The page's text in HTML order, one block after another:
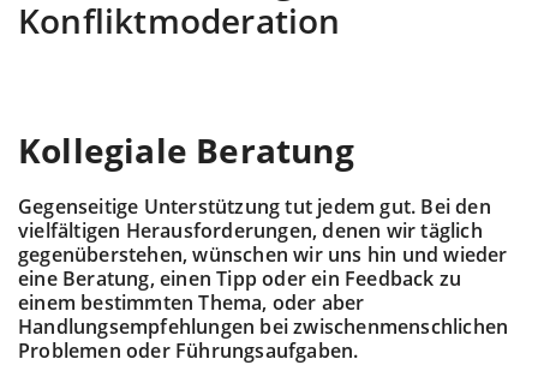
Konfliktmoderation
Kollegiale Beratung
Gegenseitige Unterstützung tut jedem gut. Bei den
vielfältigen Herausforderungen, denen wir täglich
gegenüberstehen, wünschen wir uns hin und wieder
eine Beratung, einen Tipp oder ein Feedback zu
einem bestimmten Thema, oder aber
Handlungsempfehlungen bei zwischenmenschlichen
Problemen oder Führungsaufgaben.